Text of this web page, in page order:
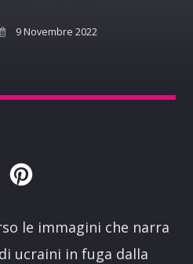
9 Novembre 2022
Twitter
le immagini che narra
ucraini in fuga dalla